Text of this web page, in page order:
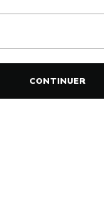
CONTINUER